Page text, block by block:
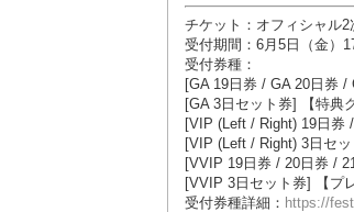
チケット：オフィシャル2
受付期間：6月5日（金）
受付券種：
[GA 19日券 / GA 20日券 /
[GA 3日セット券] 【特典
[VIP (Left / Right) 19日券
[VIP (Left / Right) 3日セ
[VVIP 19日券 / 20日券 /
[VVIP 3日セット券] 【プ
受付券種詳細： https://